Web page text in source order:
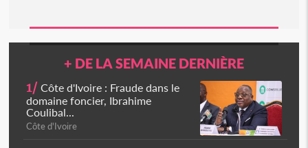
+ DE LA SEMAINE DERNIÈRE
1/ Côte d'Ivoire : Fraude dans le
domaine foncier, Ibrahime
Coulibal...
Côte d'Ivoire